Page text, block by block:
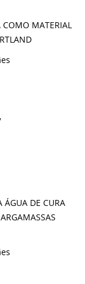
MATERIAL
ÁGUA DE CURA